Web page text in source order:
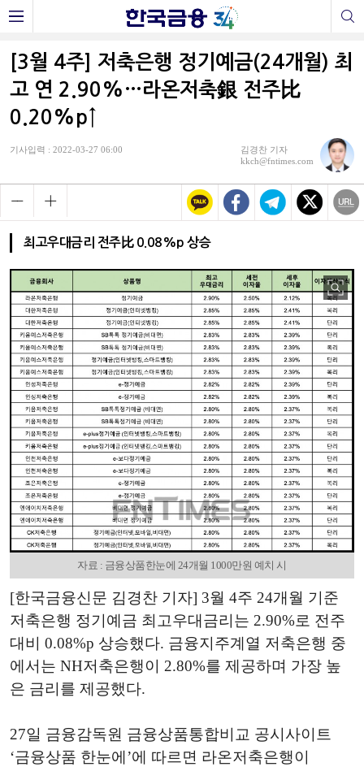
[3월 4주] 저축은행 정기예금(24개월) 최
고 연 2.90%…라온저축銀 전주比
0.20%p↑
기사입력 : 2022-03-27 06:00
김경찬 기자
kkch@fntimes.com
최고우대금리 전주比 0.08%p 상승
자료 : 금융상품한눈에 24개월 1000만원 예치 시
[한국금융신문 김경찬 기자] 3월 4주 24개월 기준
저축은행 정기예금 최고우대금리는 2.90%로 전주
대비 0.08%p 상승했다. 금융지주계열 저축은행 중
에서는 NH저축은행이 2.80%를 제공하며 가장 높
은 금리를 제공했다.
27일 금융감독원 금융상품통합비교 공시사이트
‘금융상품 한눈에’에 따르면 라온저축은행이